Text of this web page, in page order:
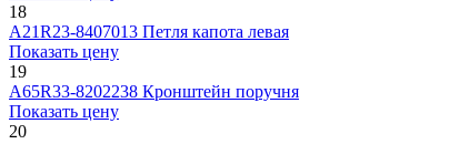
18
А21R23-8407013 Петля капота левая
Показать цену
19
А65R33-8202238 Кронштейн поручня
Показать цену
20